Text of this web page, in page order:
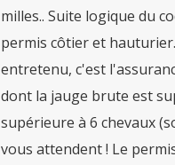
milles.. Suite logique du
permis côtier et
entretenu, c'est
dont la jauge brute est
supérieure à 6 chevaux
vous attendent ! Le